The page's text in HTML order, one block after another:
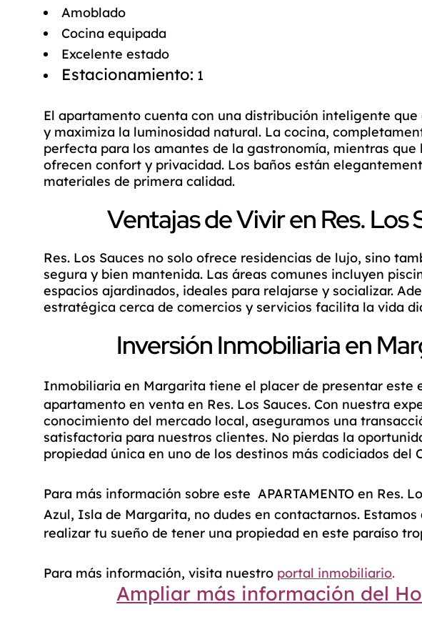
Amoblado
Cocina equipada
Excelente estado
Estacionamiento: 1
El apartamento cuenta con una distribución inteligente
y maximiza la luminosidad natural. La cocina,
perfecta para los amantes de la gastronomía, mientras que
ofrecen confort y privacidad. Los baños están
materiales de primera calidad.
Ventajas de Vivir en Res. Los
Res. Los Sauces no solo ofrece residencias de lujo, sino
segura y bien mantenida. Las áreas comunes incluyen
espacios ajardinados, ideales para relajarse y socializar.
estratégica cerca de comercios y servicios facilita la vida
Inversión Inmobiliaria en
Inmobiliaria en Margarita tiene el placer de presentar este
apartamento en venta en Res. Los Sauces. Con nuestra
conocimiento del mercado local, aseguramos una
satisfactoria para nuestros clientes. No pierdas la
propiedad única en uno de los destinos más codiciados del
Para más información sobre este APARTAMENTO en Res.
Azul, Isla de Margarita, no dudes en contactarnos.
realizar tu sueño de tener una propiedad en este paraíso
Para más información, visita nuestro portal inmobiliario.
Ampliar más información del